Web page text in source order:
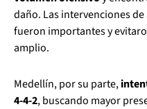
daño. Las intervenciones
fueron importantes y
amplio.
Medellín, por su parte,
4-4-2, buscando mayor